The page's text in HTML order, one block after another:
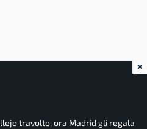
travolto, ora Madrid gli regala
×